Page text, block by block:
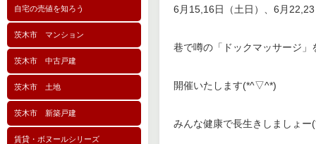
自宅の売値を知ろう
茨木市 マンション
茨木市 中古戸建
茨木市 土地
茨木市 新築戸建
賃貸・ボヌールシリーズ
6月15,16日（土日）、6月
巷で噂の「ドックマッサージ
開催いたします(*^▽^*)
みんな健康で長生きしましょ